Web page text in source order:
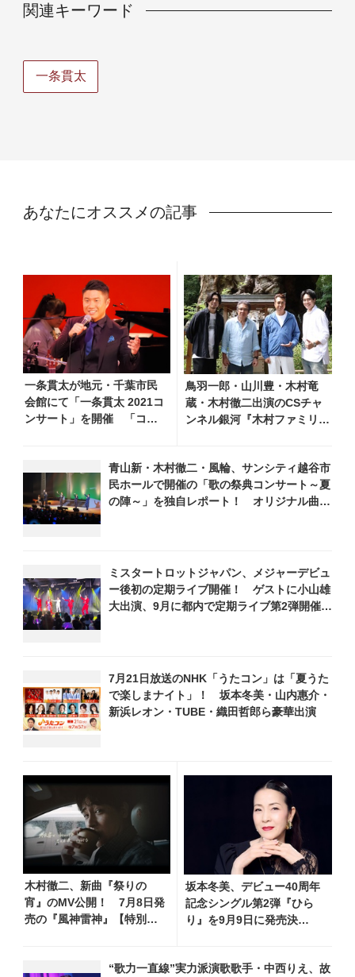
関連キーワード
一条貫太
あなたにオススメの記事
一条貫太が地元・千葉市民
会館にて「一条貫太 2021コ
ンサート」を開催 「コロ
鳥羽一郎・山川豊・木村竜
蔵・木村徹二出演のCSチャ
ンネル銀河『木村ファミリー
送回の収録の模様を密着レポ
ート！
青山新・木村徹二・風輪、サンシティ越谷市
民ホールで開催の「歌の祭典コンサート～夏
の陣～」を独自レポート！ オリジナル曲か
ミスタートロットジャパン、メジャーデビュ
ー後初の定期ライブ開催！ ゲストに小山雄
大出演、9月に都内で定期ライブ第2弾開催決
7月21日放送のNHK「うたコン」は「夏うた
で楽しまナイト」！ 坂本冬美・山内惠介・
新浜レオン・TUBE・織田哲郎ら豪華出演
木村徹二、新曲『祭りの
宵』のMV公開！ 7月8日発
売の『風神雷神』【特別
坂本冬美、デビュー40周年
記念シングル第2弾『ひら
り』を9月9日に発売決
“歌力一直線”実力派演歌歌手・中西りえ、故